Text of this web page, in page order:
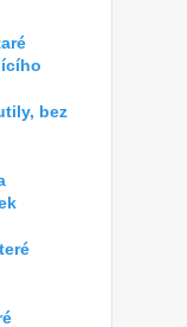
bez